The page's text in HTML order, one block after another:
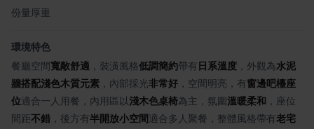
份量厚重
環境特色
餐廳空間寬敞舒適 ，裝潢風格低調簡約帶有 日系溫度 ，外觀為水泥
牆搭配淺色木質元素 ，內部採光非常好 ，空間明亮，有 窗邊吧檯座
位適合一人用餐，內用區以淺木色桌椅為主，氛圍溫暖柔和 ，座位
間距不錯 ，後方有半開放小空間適合多人聚餐，整體風格帶有老宅